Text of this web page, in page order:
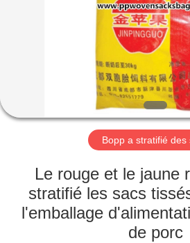
PRODUITS
DE
NOUS
VISITE
D'USINE
Bopp a stratifié des
Le rouge et le jaune
stratifié les sacs
l'emballage
de porc